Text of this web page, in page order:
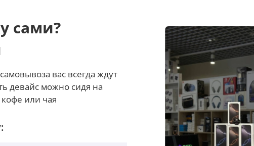
отстающим от устройств на Андроиде, и многие
этом сохранить удобство использования устройства одной
сами?
вас всегда ждут
девайс можно сидя на
или чая